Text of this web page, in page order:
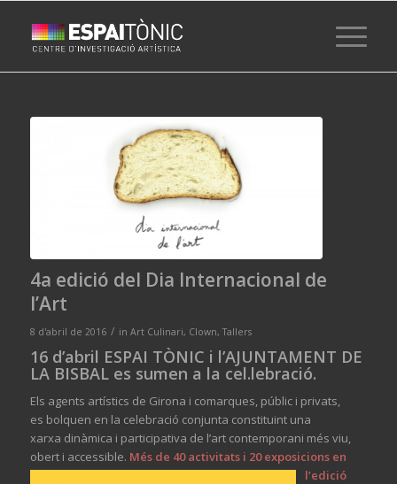
4a edició del Dia Internacional de
l’Art
8 d'abril de 2016 / in Art Culinari, Clown, Tallers
16 d’abril ESPAI TÒNIC i l’AJUNTAMENT DE
LA BISBAL es sumen a la cel.lebració.
Els agents artístics de Girona i comarques, públic i privats,
es bolquen en la celebració conjunta constituint una
xarxa dinàmica i participativa de l’art contemporani més viu,
obert i accessible. Més de 40 activitats i 20 exposicions en
l’edició